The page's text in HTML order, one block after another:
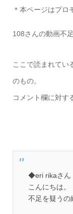
＊本ページはプロ
108さんの動画不
ここで読まれてい
のもの。
コメント欄に対す
◆eri rikaさん
こんにちは。
不足を疑うの